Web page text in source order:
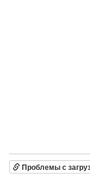
Проблемы с